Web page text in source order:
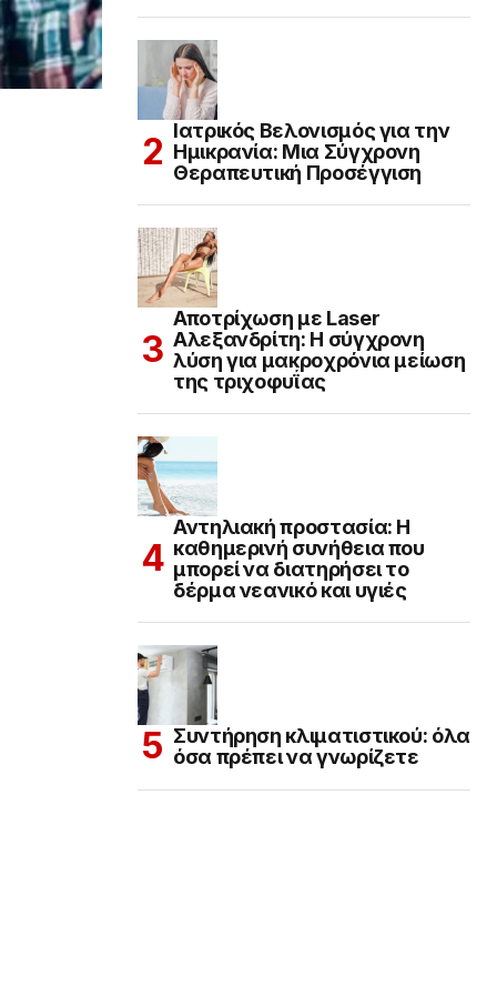
Ιατρικός Βελονισμός για την
Ημικρανία: Μια Σύγχρονη
Θεραπευτική Προσέγγιση
Αποτρίχωση με Laser
Αλεξανδρίτη: Η σύγχρονη
λύση για μακροχρόνια μείωση
της τριχοφυΐας
Αντηλιακή προστασία: Η
καθημερινή συνήθεια που
μπορεί να διατηρήσει το
δέρμα νεανικό και υγιές
Συντήρηση κλιματιστικού: όλα
όσα πρέπει να γνωρίζετε